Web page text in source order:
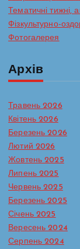
Тематичні тижні,
Фізкультурно-
Фотогалерея
Архів
Травень 2026
Квітень 2026
Березень 2026
Лютий 2026
Жовтень 2025
Липень 2025
Червень 2025
Березень 2025
Січень 2025
Вересень 2024
Серпень 2024